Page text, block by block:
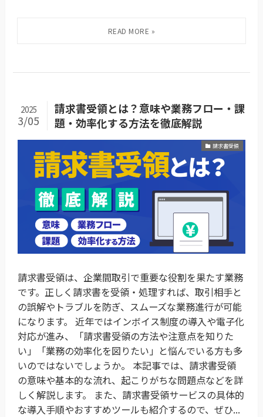
請求書受領とは？意味や業務フロー・課
題・効率化する方法を徹底解説
2025
3/05
請求書受領
請求書受領は、企業間取引で重要な役割を果たす業務
です。正しく請求書を受領・処理すれば、取引相手と
の誤解やトラブルを防ぎ、スムーズな業務進行が可能
になります。 近年ではインボイス制度の導入や電子化
対応が進み、「請求書受領の方法や注意点を知りた
い」「業務の効率化を図りたい」と悩んでいる方も多
いのではないでしょうか。 本記事では、請求書受領
の意味や基本的な流れ、起こりがちな問題点などを詳
しく解説します。 また、請求書受領サービスの具体的
な導入手順やおすすめツールも紹介するので、ぜひ...